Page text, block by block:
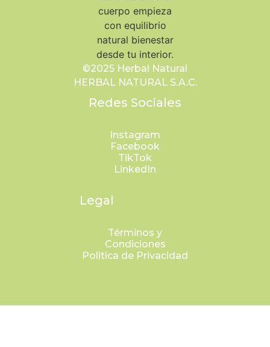
©2025 Herbal Natural
HERBAL NATURAL S.A.C.
Redes Sociales
Instagram
Facebook
TikTok
LinkedIn
Legal
Términos y
Condiciones
Politica de Privacidad